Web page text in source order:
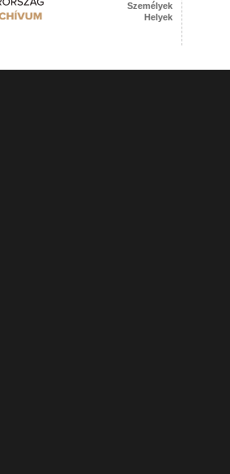
Személyek
Helyek